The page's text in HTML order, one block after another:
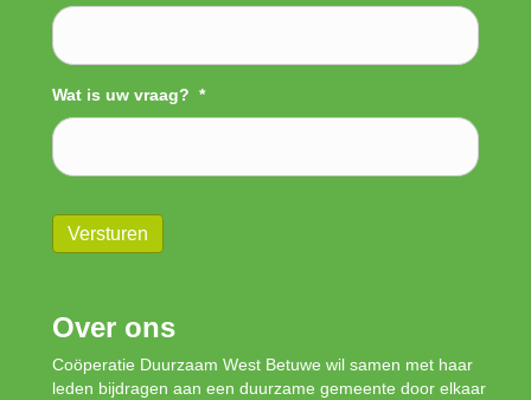
Wat is uw vraag? *
Versturen
Over ons
Coöperatie Duurzaam West Betuwe wil samen met haar
leden bijdragen aan een duurzame gemeente door elkaar